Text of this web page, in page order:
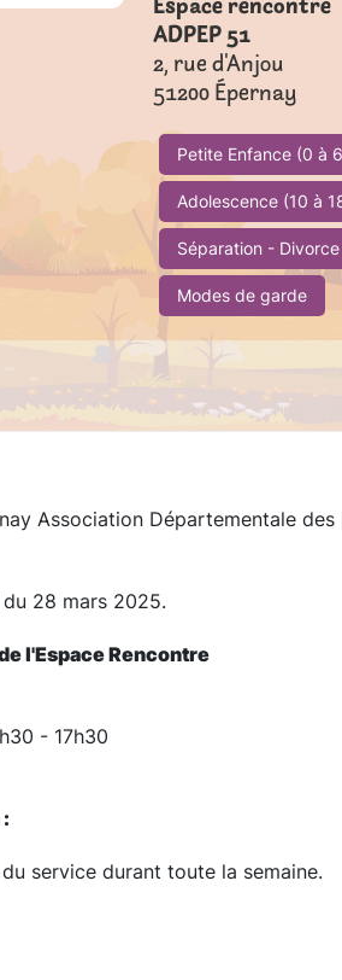
Espace rencontre
ADPEP 51
2, rue d'Anjou
51200Épernay
Petite Enfance (0 à
Adolescence (10 à
Séparation - Divorce
Modes de garde
Association Départementale
28 mars 2025.
l'Espace Rencontre
- 17h30
service durant toute la semaine.